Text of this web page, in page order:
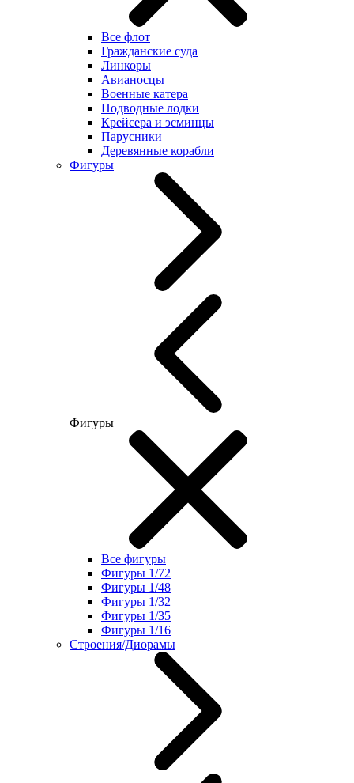
Все флот
Гражданские суда
Линкоры
Авианосцы
Военные катера
Подводные лодки
Крейсера и эсминцы
Парусники
Деревянные корабли
Фигуры
Фигуры
Все фигуры
Фигуры 1/72
Фигуры 1/48
Фигуры 1/32
Фигуры 1/35
Фигуры 1/16
Строения/Диорамы